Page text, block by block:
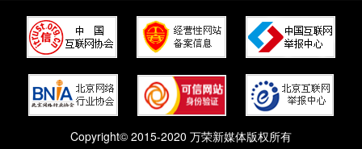
Copyright© 2015-2020 万荣新媒体版权所有